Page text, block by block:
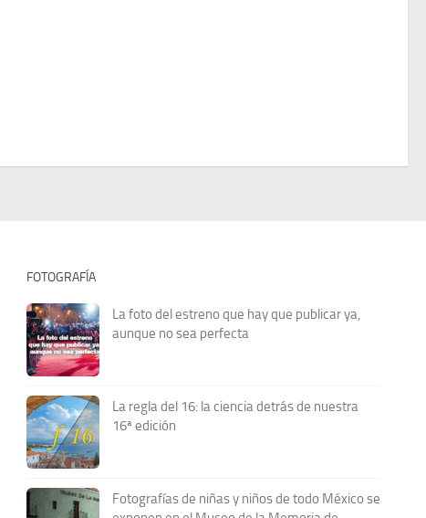
FOTOGRAFÍA
La foto del estreno que hay que publicar ya,
aunque no sea perfecta
La regla del 16: la ciencia detrás de nuestra
16ª edición
Fotografías de niñas y niños de todo México se